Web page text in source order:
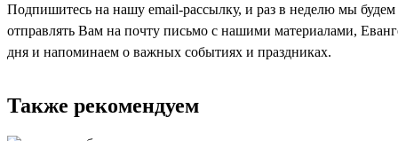
Подпишитесь на нашу email-рассылку, и раз в неделю мы будем
отправлять Вам на почту письмо с нашими материалами,
дня и напоминаем о важных событиях и праздниках.
Также рекомендуем